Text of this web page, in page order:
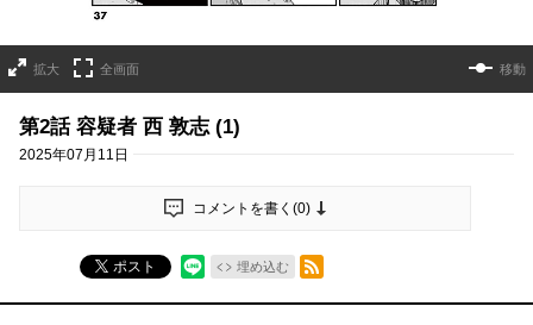
拡大 全画面 移動
第2話 容疑者 西 敦志 (1)
2025年07月11日
コメントを書く(0)
ポスト 埋め込む
RSSフィード